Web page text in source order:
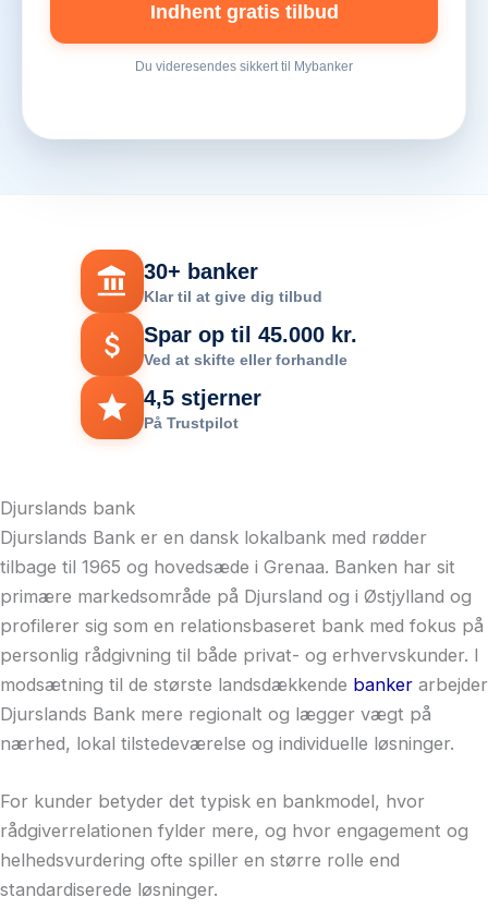
Indhent gratis tilbud
Du videresendes sikkert til Mybanker
30+ banker
Klar til at give dig tilbud
Spar op til 45.000 kr.
Ved at skifte eller forhandle
4,5 stjerner
På Trustpilot
Djurslands bank
Djurslands Bank er en dansk lokalbank med rødder
tilbage til 1965 og hovedsæde i Grenaa. Banken har sit
primære markedsområde på Djursland og i Østjylland og
profilerer sig som en relationsbaseret bank med fokus på
personlig rådgivning til både privat- og erhvervskunder. I
modsætning til de største landsdækkende banker arbejder
Djurslands Bank mere regionalt og lægger vægt på
nærhed, lokal tilstedeværelse og individuelle løsninger.
For kunder betyder det typisk en bankmodel, hvor
rådgiverrelationen fylder mere, og hvor engagement og
helhedsvurdering ofte spiller en større rolle end
standardiserede løsninger.